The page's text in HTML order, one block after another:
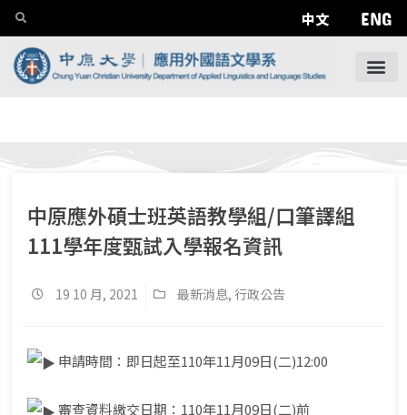
中文 ENG
中原應外碩士班英語教學組/口筆譯組
111學年度甄試入學報名資訊
19 10 月, 2021 最新消息, 行政公告
申請時間：即日起至110年11月09日(二)12:00
審查資料繳交日期：110年11月09日(二)前